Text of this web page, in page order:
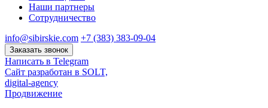
Наши партнеры
Сотрудничество
info@sibirskie.com +7 (383) 383-09-04
Заказать звонок
Написать в Telegram
Сайт разработан в SOLT,
digital-agency
Продвижение